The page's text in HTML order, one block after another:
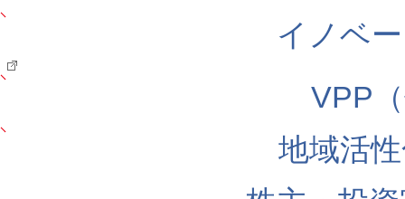
イノベ
VPP
地域活